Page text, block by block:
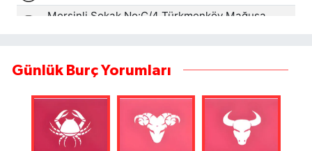
Günlük Burç Yorumları